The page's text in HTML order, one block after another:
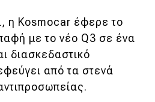
η Kosmocar έφερε το
με το νέο Q3 σε ένα
διασκεδαστικό
από τα στενά